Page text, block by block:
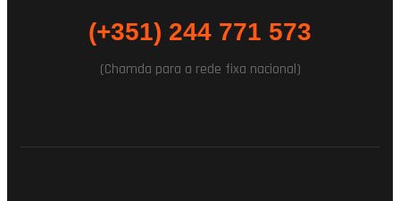
(+351) 244 771 573
(Chamda para a rede fixa nacional)